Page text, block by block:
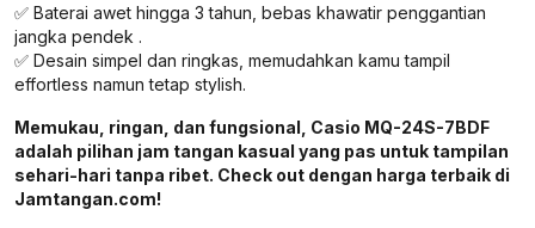
✅ Baterai awet hingga 3 tahun, bebas khawatir penggantian
jangka pendek .
✅ Desain simpel dan ringkas, memudahkan kamu tampil
effortless namun tetap stylish.
Memukau, ringan, dan fungsional, Casio MQ-24S-7BDF
adalah pilihan jam tangan kasual yang pas untuk tampilan
sehari-hari tanpa ribet. Check out dengan harga terbaik di
Jamtangan.com!